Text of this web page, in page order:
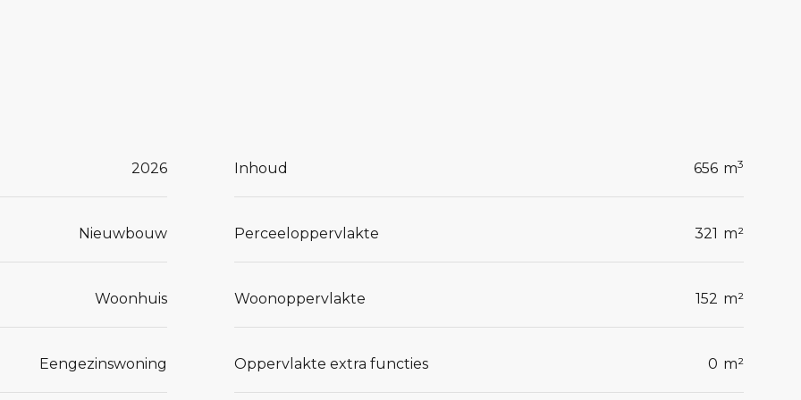
en
hal met
een
2026 Inhoud 656 m3
Nieuwbouw Perceeloppervlakte 321 m²
Woonhuis Woonoppervlakte 152 m²
Eengezinswoning Oppervlakte extra functies 0 m²